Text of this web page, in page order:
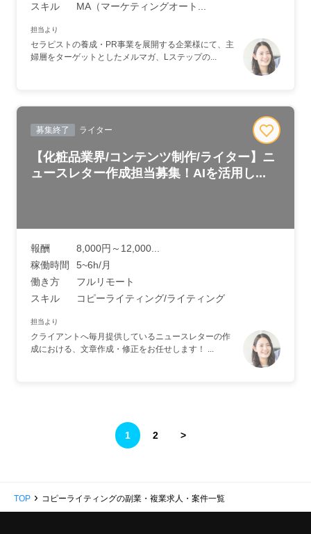
スキル
MA（マーケティングオート...
担当より
セラピストの養成・PR事業を展開する企業様にて、主
婦層をターゲットとしたメルマガ、Lステップの...
募集終了 ライター
【化粧品業界/コンテンツ制作/ライター】ニ
ュースレター作成担当募集！AIを活用し...
報酬
8,000円～12,000...
稼働時間
5~6h/月
働き方
フルリモート
スキル
コピーライティング/ライティング
担当より
クライアントへ毎月提供しているニュースレターの作
成における、文章作成・修正をお任せします！ ...
1 2 >
TOP › コピーライティングの副業・複業求人・案件一覧